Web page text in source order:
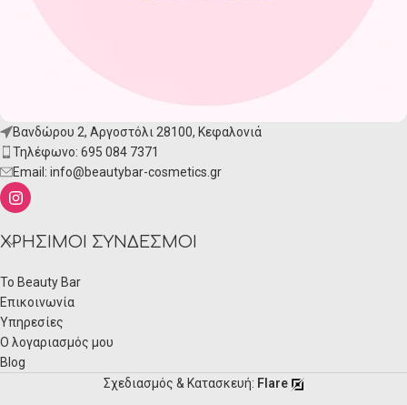
Βανδώρου 2, Αργοστόλι 28100, Κεφαλονιά
Τηλέφωνο: 695 084 7371
Email: info@beautybar-cosmetics.gr
ΧΡΉΣΙΜΟΙ ΣΎΝΔΕΣΜΟΙ
Το Beauty Bar
Επικοινωνία
Υπηρεσίες
Ο λογαριασμός μου
Blog
Σχεδιασμός & Κατασκευή: Flare